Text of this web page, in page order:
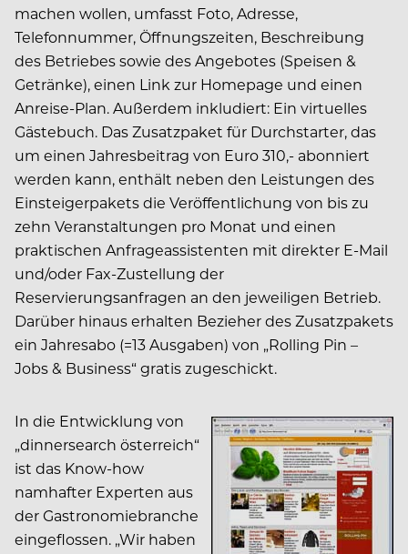
machen wollen, umfasst Foto, Adresse,
Telefonnummer, Öffnungszeiten, Beschreibung
des Betriebes sowie des Angebotes (Speisen &
Getränke), einen Link zur Homepage und einen
Anreise-Plan. Außerdem inkludiert: Ein virtuelles
Gästebuch. Das Zusatzpaket für Durchstarter, das
um einen Jahresbeitrag von Euro 310,- abonniert
werden kann, enthält neben den Leistungen des
Einsteigerpakets die Veröffentlichung von bis zu
zehn Veranstaltungen pro Monat und einen
praktischen Anfrageassistenten mit direkter E-Mail
und/oder Fax-Zustellung der
Reservierungsanfragen an den jeweiligen Betrieb.
Darüber hinaus erhalten Bezieher des Zusatzpakets
ein Jahresabo (=13 Ausgaben) von „Rolling Pin –
Jobs & Business“ gratis zugeschickt.
In die Entwicklung von
„dinnersearch österreich“
ist das Know-how
namhafter Experten aus
der Gastronomiebranche
eingeflossen. „Wir haben